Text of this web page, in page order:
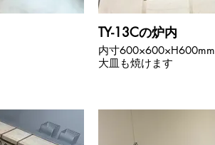
TY-13Cの炉内
内寸600×600×H600mm
大皿も焼けます